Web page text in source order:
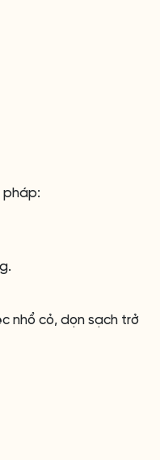
pháp:
nhổ cỏ, dọn sạch trở